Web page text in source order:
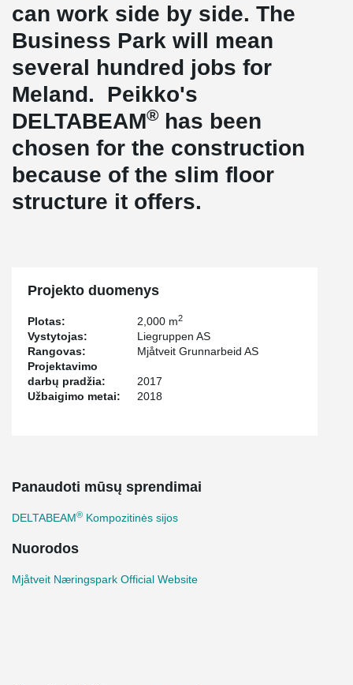
can work side by side. The
Business Park will mean
several hundred jobs for
Meland. Peikko's
DELTABEAM® has been
chosen for the construction
because of the slim floor
structure it offers.
Projekto duomenys
Plotas: 2,000 m2
Vystytojas:
Liegruppen AS
Rangovas:
Mjåtveit Grunnarbeid AS
Projektavimo
darbų pradžia:
2017
Užbaigimo metai:
2018
Panaudoti mūsų sprendimai
DELTABEAM® Kompozitinės sijos
Nuorodos
Mjåtveit Næringspark Official Website